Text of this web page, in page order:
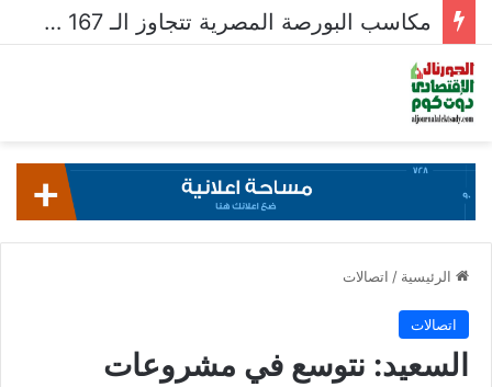
قيم تداولات البورصة تتراجع لـ 604.4 مليار جنيه فى أسبوع
الرئيسية / اتصالات
اتصالات
السعيد: نتوسع في مشروعات